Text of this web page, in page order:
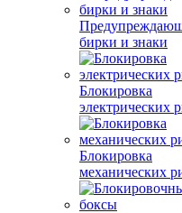
бирки и знаки
Блокировка
электрических
Блокировка
механических